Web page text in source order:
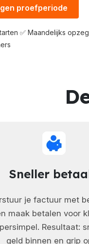
proefperiode
✅ Maandelijks
Sneller
je factuur met
maak betalen voor
Resultaat:
geld binnen en grip